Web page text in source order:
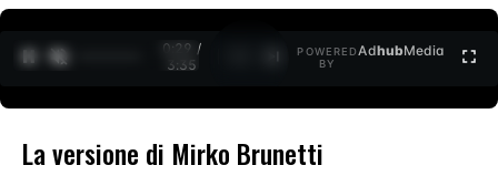
0:30 /
3:35
POWERED
BY
AdhubMedia
La versione di Mirko Brunetti